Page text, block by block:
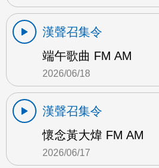
漢聲召集令
端午歌曲 FM AM
2026/06/18
漢聲召集令
懷念黃大煒 FM AM
2026/06/17